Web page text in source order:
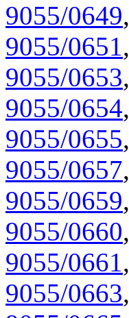
9055/0649,
9055/0651,
9055/0653,
9055/0654,
9055/0655,
9055/0657,
9055/0659,
9055/0660,
9055/0661,
9055/0663,